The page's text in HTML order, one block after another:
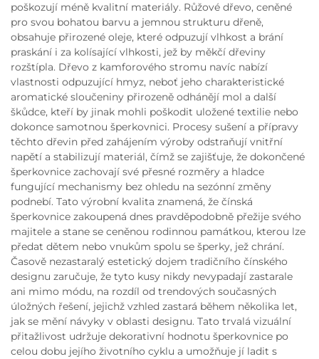
poškozují méně kvalitní materiály. Růžové dřevo, ceněné
pro svou bohatou barvu a jemnou strukturu dřeně,
obsahuje přirozené oleje, které odpuzují vlhkost a brání
praskání i za kolísající vlhkosti, jež by měkčí dřeviny
rozštípla. Dřevo z kamforového stromu navíc nabízí
vlastnosti odpuzující hmyz, neboť jeho charakteristické
aromatické sloučeniny přirozeně odhánějí mol a další
škůdce, kteří by jinak mohli poškodit uložené textilie nebo
dokonce samotnou šperkovnici. Procesy sušení a přípravy
těchto dřevin před zahájením výroby odstraňují vnitřní
napětí a stabilizují materiál, čímž se zajišťuje, že dokončené
šperkovnice zachovají své přesné rozměry a hladce
fungující mechanismy bez ohledu na sezónní změny
podnebí. Tato výrobní kvalita znamená, že čínská
šperkovnice zakoupená dnes pravděpodobně přežije svého
majitele a stane se ceněnou rodinnou památkou, kterou lze
předat dětem nebo vnukům spolu se šperky, jež chrání.
Časově nezastaralý estetický dojem tradičního čínského
designu zaručuje, že tyto kusy nikdy nevypadají zastarale
ani mimo módu, na rozdíl od trendových současných
úložných řešení, jejichž vzhled zastará během několika let,
jak se mění návyky v oblasti designu. Tato trvalá vizuální
přitažlivost udržuje dekorativní hodnotu šperkovnice po
celou dobu jejího životního cyklu a umožňuje jí ladit s